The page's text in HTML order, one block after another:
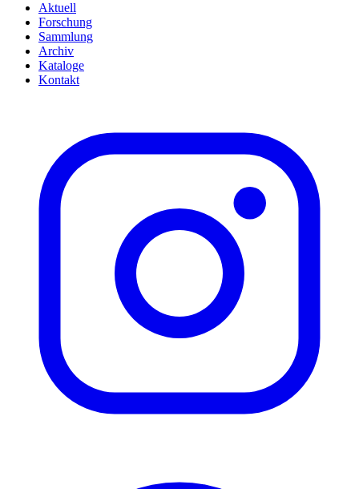
Aktuell
Forschung
Sammlung
Archiv
Kataloge
Kontakt